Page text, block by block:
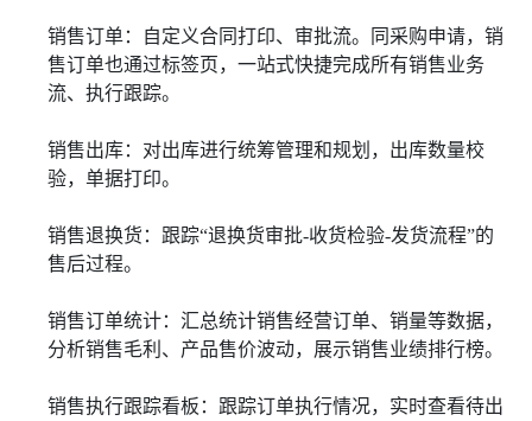
销售订单：自定义合同打印、审批流。同采购申请，销
售订单也通过标签页，一站式快捷完成所有销售业务
流、执行跟踪。
销售出库：对出库进行统筹管理和规划，出库数量校
验，单据打印。
销售退换货：跟踪“退换货审批-收货检验-发货流程”的
售后过程。
销售订单统计：汇总统计销售经营订单、销量等数据，
分析销售毛利、产品售价波动，展示销售业绩排行榜。
销售执行跟踪看板：跟踪订单执行情况，实时查看待出